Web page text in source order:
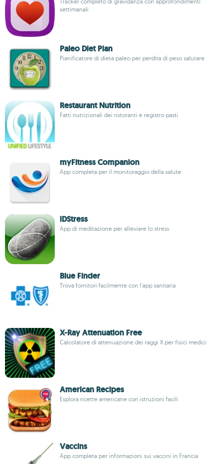
settimanali
Paleo Diet Plan
Pianificatore di dieta paleo per perdita di peso salutare
Restaurant Nutrition
Fatti nutrizionali dei ristoranti e registro pasti
myFitness Companion
App completa per il monitoraggio della salute
iDStress
App di meditazione per alleviare lo stress
Blue Finder
Trova fornitori facilmente con l'app sanitaria
X-Ray Attenuation Free
Calcolatore di attenuazione dei raggi X per fisici medici
American Recipes
Esplora ricette americane con istruzioni facili
Vaccins
App completa per informazioni sui vaccini in Francia